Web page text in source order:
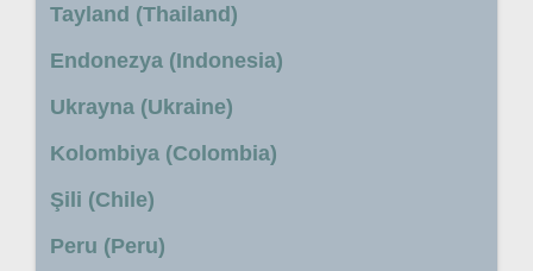
Tayland (Thailand)
Endonezya (Indonesia)
Ukrayna (Ukraine)
Kolombiya (Colombia)
Şili (Chile)
Peru (Peru)